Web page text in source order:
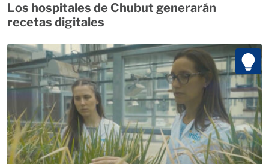
Los hospitales de Chubut generarán
recetas digitales